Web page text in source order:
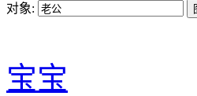
对象:
宝宝